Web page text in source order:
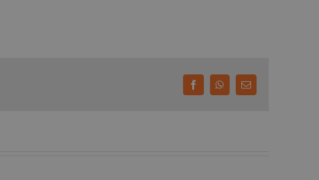
FacebookWhatsApp
E-
mail: